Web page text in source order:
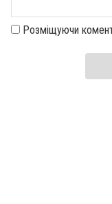
Розміщуючи